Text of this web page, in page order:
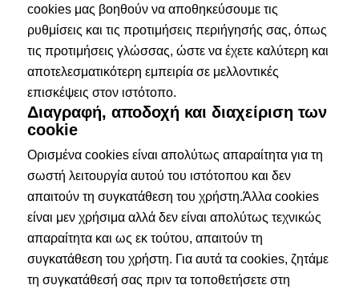
cookies μας βοηθούν να αποθηκεύσουμε τις
ρυθμίσεις και τις προτιμήσεις περιήγησής σας, όπως
τις προτιμήσεις γλώσσας, ώστε να έχετε καλύτερη και
αποτελεσματικότερη εμπειρία σε μελλοντικές
επισκέψεις στον ιστότοπο.
Διαγραφή, αποδοχή και διαχείριση των
cookie
Ορισμένα cookies είναι απολύτως απαραίτητα για τη
σωστή λειτουργία αυτού του ιστότοπου και δεν
απαιτούν τη συγκατάθεση του χρήστη.Άλλα cookies
είναι μεν χρήσιμα αλλά δεν είναι απολύτως τεχνικώς
απαραίτητα και ως εκ τούτου, απαιτούν τη
συγκατάθεση του χρήστη. Για αυτά τα cookies, ζητάμε
τη συγκατάθεσή σας πριν τα τοποθετήσετε στη